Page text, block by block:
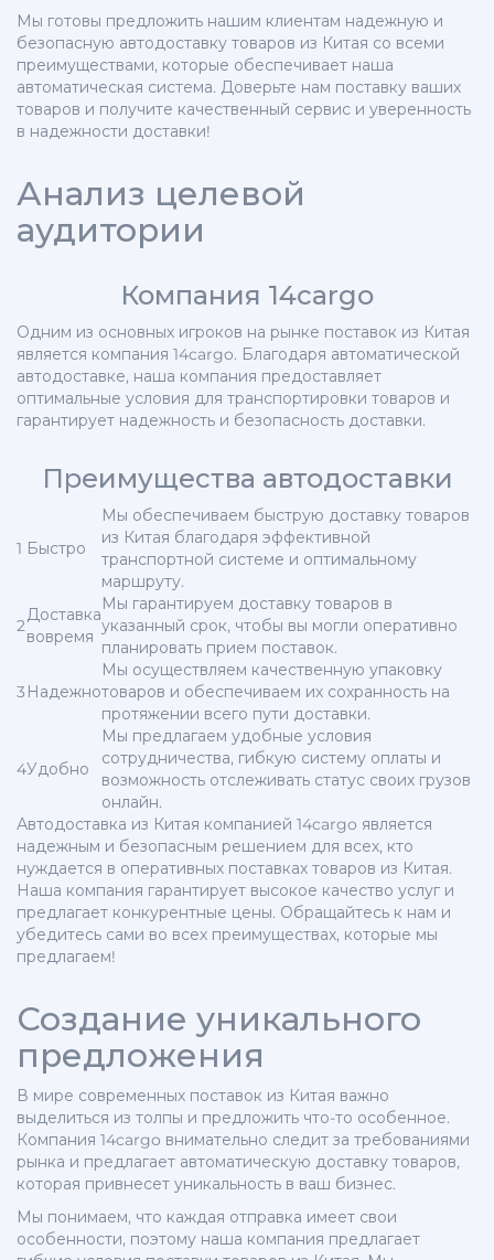
Мы готовы предложить нашим клиентам надежную и
безопасную автодоставку товаров из Китая со всеми
преимуществами, которые обеспечивает наша
автоматическая система. Доверьте нам поставку ваших
товаров и получите качественный сервис и уверенность
в надежности доставки!
Анализ целевой
аудитории
Компания 14cargo
Одним из основных игроков на рынке поставок из Китая
является компания 14cargo. Благодаря автоматической
автодоставке, наша компания предоставляет
оптимальные условия для транспортировки товаров и
гарантирует надежность и безопасность доставки.
Преимущества автодоставки
1 Быстро
Мы обеспечиваем быструю доставку товаров
из Китая благодаря эффективной
транспортной системе и оптимальному
маршруту.
2
Доставка
вовремя
Мы гарантируем доставку товаров в
указанный срок, чтобы вы могли оперативно
планировать прием поставок.
3 Надежно
Мы осуществляем качественную упаковку
товаров и обеспечиваем их сохранность на
протяжении всего пути доставки.
4Удобно
Мы предлагаем удобные условия
сотрудничества, гибкую систему оплаты и
возможность отслеживать статус своих грузов
онлайн.
Автодоставка из Китая компанией 14cargo является
надежным и безопасным решением для всех, кто
нуждается в оперативных поставках товаров из Китая.
Наша компания гарантирует высокое качество услуг и
предлагает конкурентные цены. Обращайтесь к нам и
убедитесь сами во всех преимуществах, которые мы
предлагаем!
Создание уникального
предложения
В мире современных поставок из Китая важно
выделиться из толпы и предложить что-то особенное.
Компания 14cargo внимательно следит за требованиями
рынка и предлагает автоматическую доставку товаров,
которая привнесет уникальность в ваш бизнес.
Мы понимаем, что каждая отправка имеет свои
особенности, поэтому наша компания предлагает